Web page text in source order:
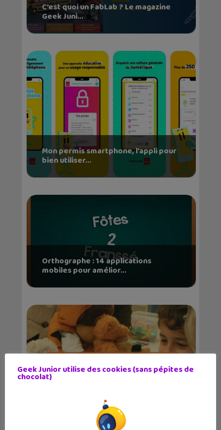
C’est quoi un FabLab ? Le magazine
Geek Juni...
Mon permis smartphone, l’appli pour
bien utiliser...
Orthographe : 14 applications
mobiles pour amélior...
Vous lancez un projets Edtech ?
Candidatez aux Tro...
Geek Junior utilise des cookies (sans pépites de
chocolat)